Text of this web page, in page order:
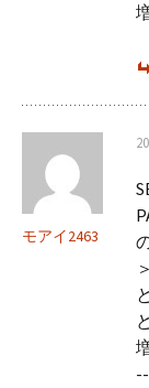
モアイ2463